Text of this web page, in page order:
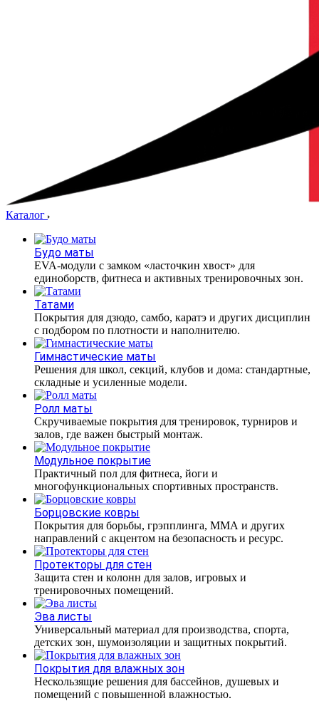
Каталог
Будо маты
EVA-модули с замком «ласточкин хвост» для
единоборств, фитнеса и активных тренировочных зон.
Татами
Покрытия для дзюдо, самбо, каратэ и других дисциплин
с подбором по плотности и наполнителю.
Гимнастические маты
Решения для школ, секций, клубов и дома: стандартные,
складные и усиленные модели.
Ролл маты
Скручиваемые покрытия для тренировок, турниров и
залов, где важен быстрый монтаж.
Модульное покрытие
Практичный пол для фитнеса, йоги и
многофункциональных спортивных пространств.
Борцовские ковры
Покрытия для борьбы, грэпплинга, ММА и других
направлений с акцентом на безопасность и ресурс.
Протекторы для стен
Защита стен и колонн для залов, игровых и
тренировочных помещений.
Эва листы
Универсальный материал для производства, спорта,
детских зон, шумоизоляции и защитных покрытий.
Покрытия для влажных зон
Нескользящие решения для бассейнов, душевых и
помещений с повышенной влажностью.